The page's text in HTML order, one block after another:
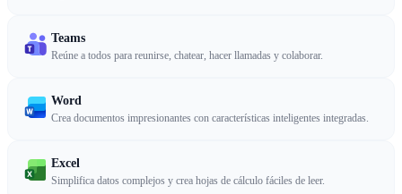
Teams
Reúne a todos para reunirse, chatear, hacer llamadas y colaborar.
Word
Crea documentos impresionantes con características inteligentes integradas.
Excel
Simplifica datos complejos y crea hojas de cálculo fáciles de leer.